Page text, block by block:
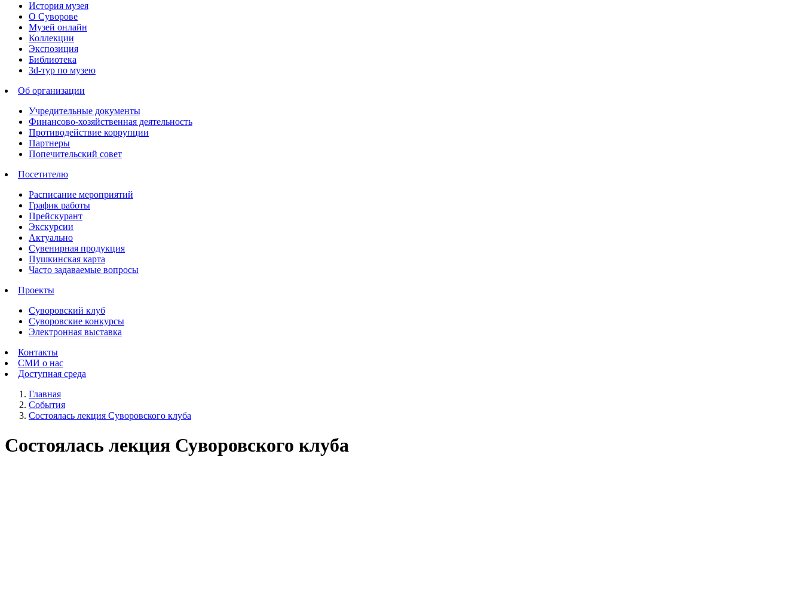
История музея
О Суворове
Музей онлайн
Коллекции
Экспозиция
Библиотека
3d-тур по музею
Об организации
Учредительные документы
Финансово-хозяйственная деятельность
Противодействие коррупции
Партнеры
Попечительский совет
Посетителю
Расписание мероприятий
График работы
Прейскурант
Экскурсии
Актуально
Сувенирная продукция
Пушкинская карта
Часто задаваемые вопросы
Проекты
Суворовский клуб
Суворовские конкурсы
Электронная выставка
Контакты
СМИ о нас
Доступная среда
Главная
События
Состоялась лекция Суворовского клуба
Состоялась лекция Суворовского клуба